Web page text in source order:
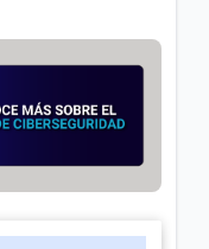
factura Tigo? |
en su factura